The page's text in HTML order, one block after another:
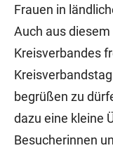
Frauen in
Auch aus
Kreisverbandes
begrüßen zu
dazu eine kleine
Besucherinnen